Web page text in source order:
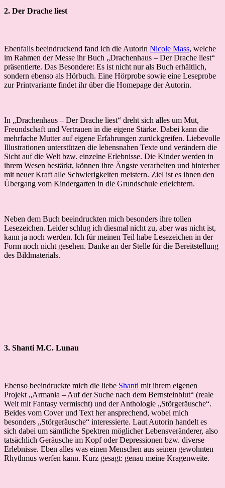
2. Der Drache liest
Ebenfalls beeindruckend fand ich die Autorin Nicole Mass, welche
im Rahmen der Messe ihr Buch „Drachenhaus – Der Drache liest“
präsentierte. Das Besondere: Es ist nicht nur als Buch erhältlich,
sondern ebenso als Hörbuch. Eine Hörprobe sowie eine Leseprobe
zur Printvariante findet ihr über die Homepage der Autorin.
In „Drachenhaus – Der Drache liest“ dreht sich alles um Mut,
Freundschaft und Vertrauen in die eigene Stärke. Dabei kann die
mehrfache Mutter auf eigene Erfahrungen zurückgreifen. Liebevolle
Illustrationen unterstützen die lebensnahen Texte und verändern die
Sicht auf die Welt bzw. einzelne Erlebnisse. Die Kinder werden in
ihrem Wesen bestärkt, können ihre Ängste verarbeiten und hinterher
mit neuer Kraft alle Schwierigkeiten meistern. Ziel ist es ihnen den
Übergang vom Kindergarten in die Grundschule erleichtern.
Neben dem Buch beeindruckten mich besonders ihre tollen
Lesezeichen. Leider schlug ich diesmal nicht zu, aber was nicht ist,
kann ja noch werden. Ich für meinen Teil habe Lesezeichen in der
Form noch nicht gesehen. Danke an der Stelle für die Bereitstellung
des Bildmaterials.
3. Shanti M.C. Lunau
Ebenso beeindruckte mich die liebe Shanti mit ihrem eigenen
Projekt „Armania – Auf der Suche nach dem Bernsteinblut“ (reale
Welt mit Fantasy vermischt) und der Anthologie „Störgeräusche“.
Beides vom Cover und Text her ansprechend, wobei mich
besonders „Störgeräusche“ interessierte. Laut Autorin handelt es
sich dabei um sämtliche Spektren möglicher Lebensveränderer, also
tatsächlich Geräusche im Kopf oder Depressionen bzw. diverse
Erlebnisse. Eben alles was einen Menschen aus seinen gewohnten
Rhythmus werfen kann. Kurz gesagt: genau meine Kragenweite.